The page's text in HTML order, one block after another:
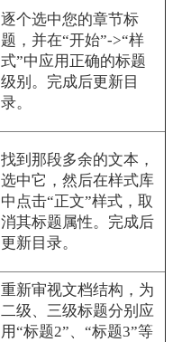
逐个选中您的章节标
题，并在“开始”->“样
式”中应用正确的标题
级别。完成后更新目
录。
找到那段多余的文本，
选中它，然后在样式库
中点击“正文”样式，取
消其标题属性。完成后
更新目录。
重新审视文档结构，为
二级、三级标题分别应
用“标题2”、“标题3”等